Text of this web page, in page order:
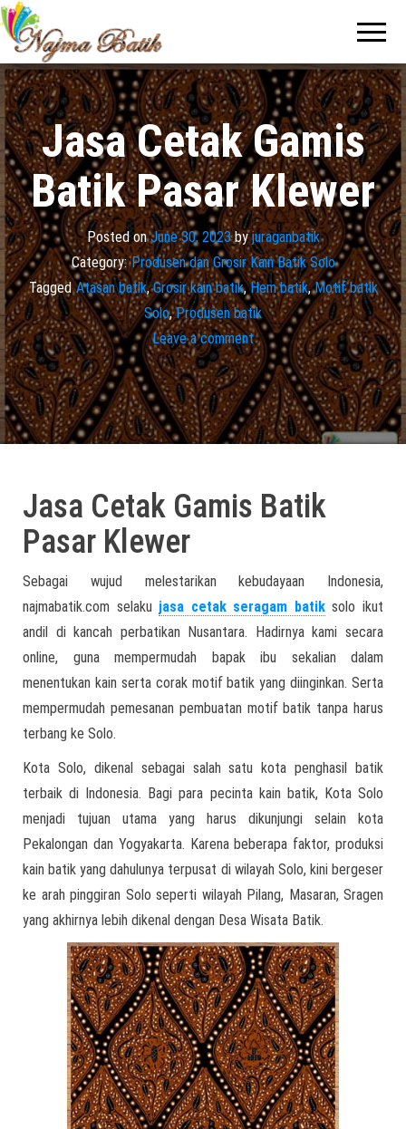
Jasa
Pembuatan
Seragam
Batik
Jasa Cetak Gamis
Batik Pasar Klewer
Posted onJune 30, 2023byjuraganbatik
Category: Produsen dan Grosir Kain Batik Solo
Tagged Atasan batik,Grosir kain batik,Hem batik,Motif batik
Solo,Produsen batik
Leave a comment
Jasa Cetak Gamis Batik
Pasar Klewer
Sebagai wujud melestarikan kebudayaan Indonesia,
najmabatik.com selaku jasa cetak seragam batiksolo ikut
andil di kancah perbatikan Nusantara. Hadirnya kami secara
online, guna mempermudah bapak ibu sekalian dalam
menentukan kain serta corak motif batik yang diinginkan. Serta
mempermudah pemesanan pembuatan motif batik tanpa harus
terbang ke Solo.
Kota Solo, dikenal sebagai salah satu kota penghasil batik
terbaik di Indonesia. Bagi para pecinta kain batik, Kota Solo
menjadi tujuan utama yang harus dikunjungi selain kota
Pekalongan dan Yogyakarta. Karena beberapa faktor, produksi
kain batik yang dahulunya terpusat di wilayah Solo, kini bergeser
ke arah pinggiran Solo seperti wilayah Pilang, Masaran, Sragen
yang akhirnya lebih dikenal dengan Desa Wisata Batik.